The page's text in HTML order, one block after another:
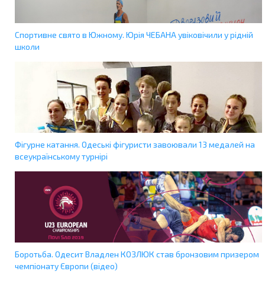
Спортивне свято в Южному. Юрія ЧЕБАНА увіковічили у рідній
школи
Фігурне катання. Одеські фігуристи завоювали 13 медалей на
всеукраїнському турнірі
Боротьба. Одесит Владлен КОЗЛЮК став бронзовим призером
чемпіонату Європи (відео)